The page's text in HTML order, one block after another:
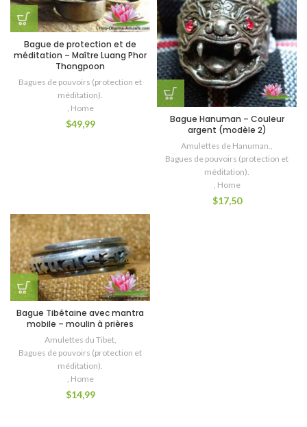
Bague de protection et de
méditation – Maître Luang Phor
Thongpoon
Bagues de pouvoirs (protection et
méditation).
Home
$49,99
Bague Hanuman – Couleur
argent (modèle 2)
Amulettes de Hanuman.,
Bagues de pouvoirs (protection et
méditation).
, Home
$17,50
Bague Tibétaine avec mantra
mobile – moulin à prières
Amulettes du Tibet,
Bagues de pouvoirs (protection et
méditation).
Home
$14,99